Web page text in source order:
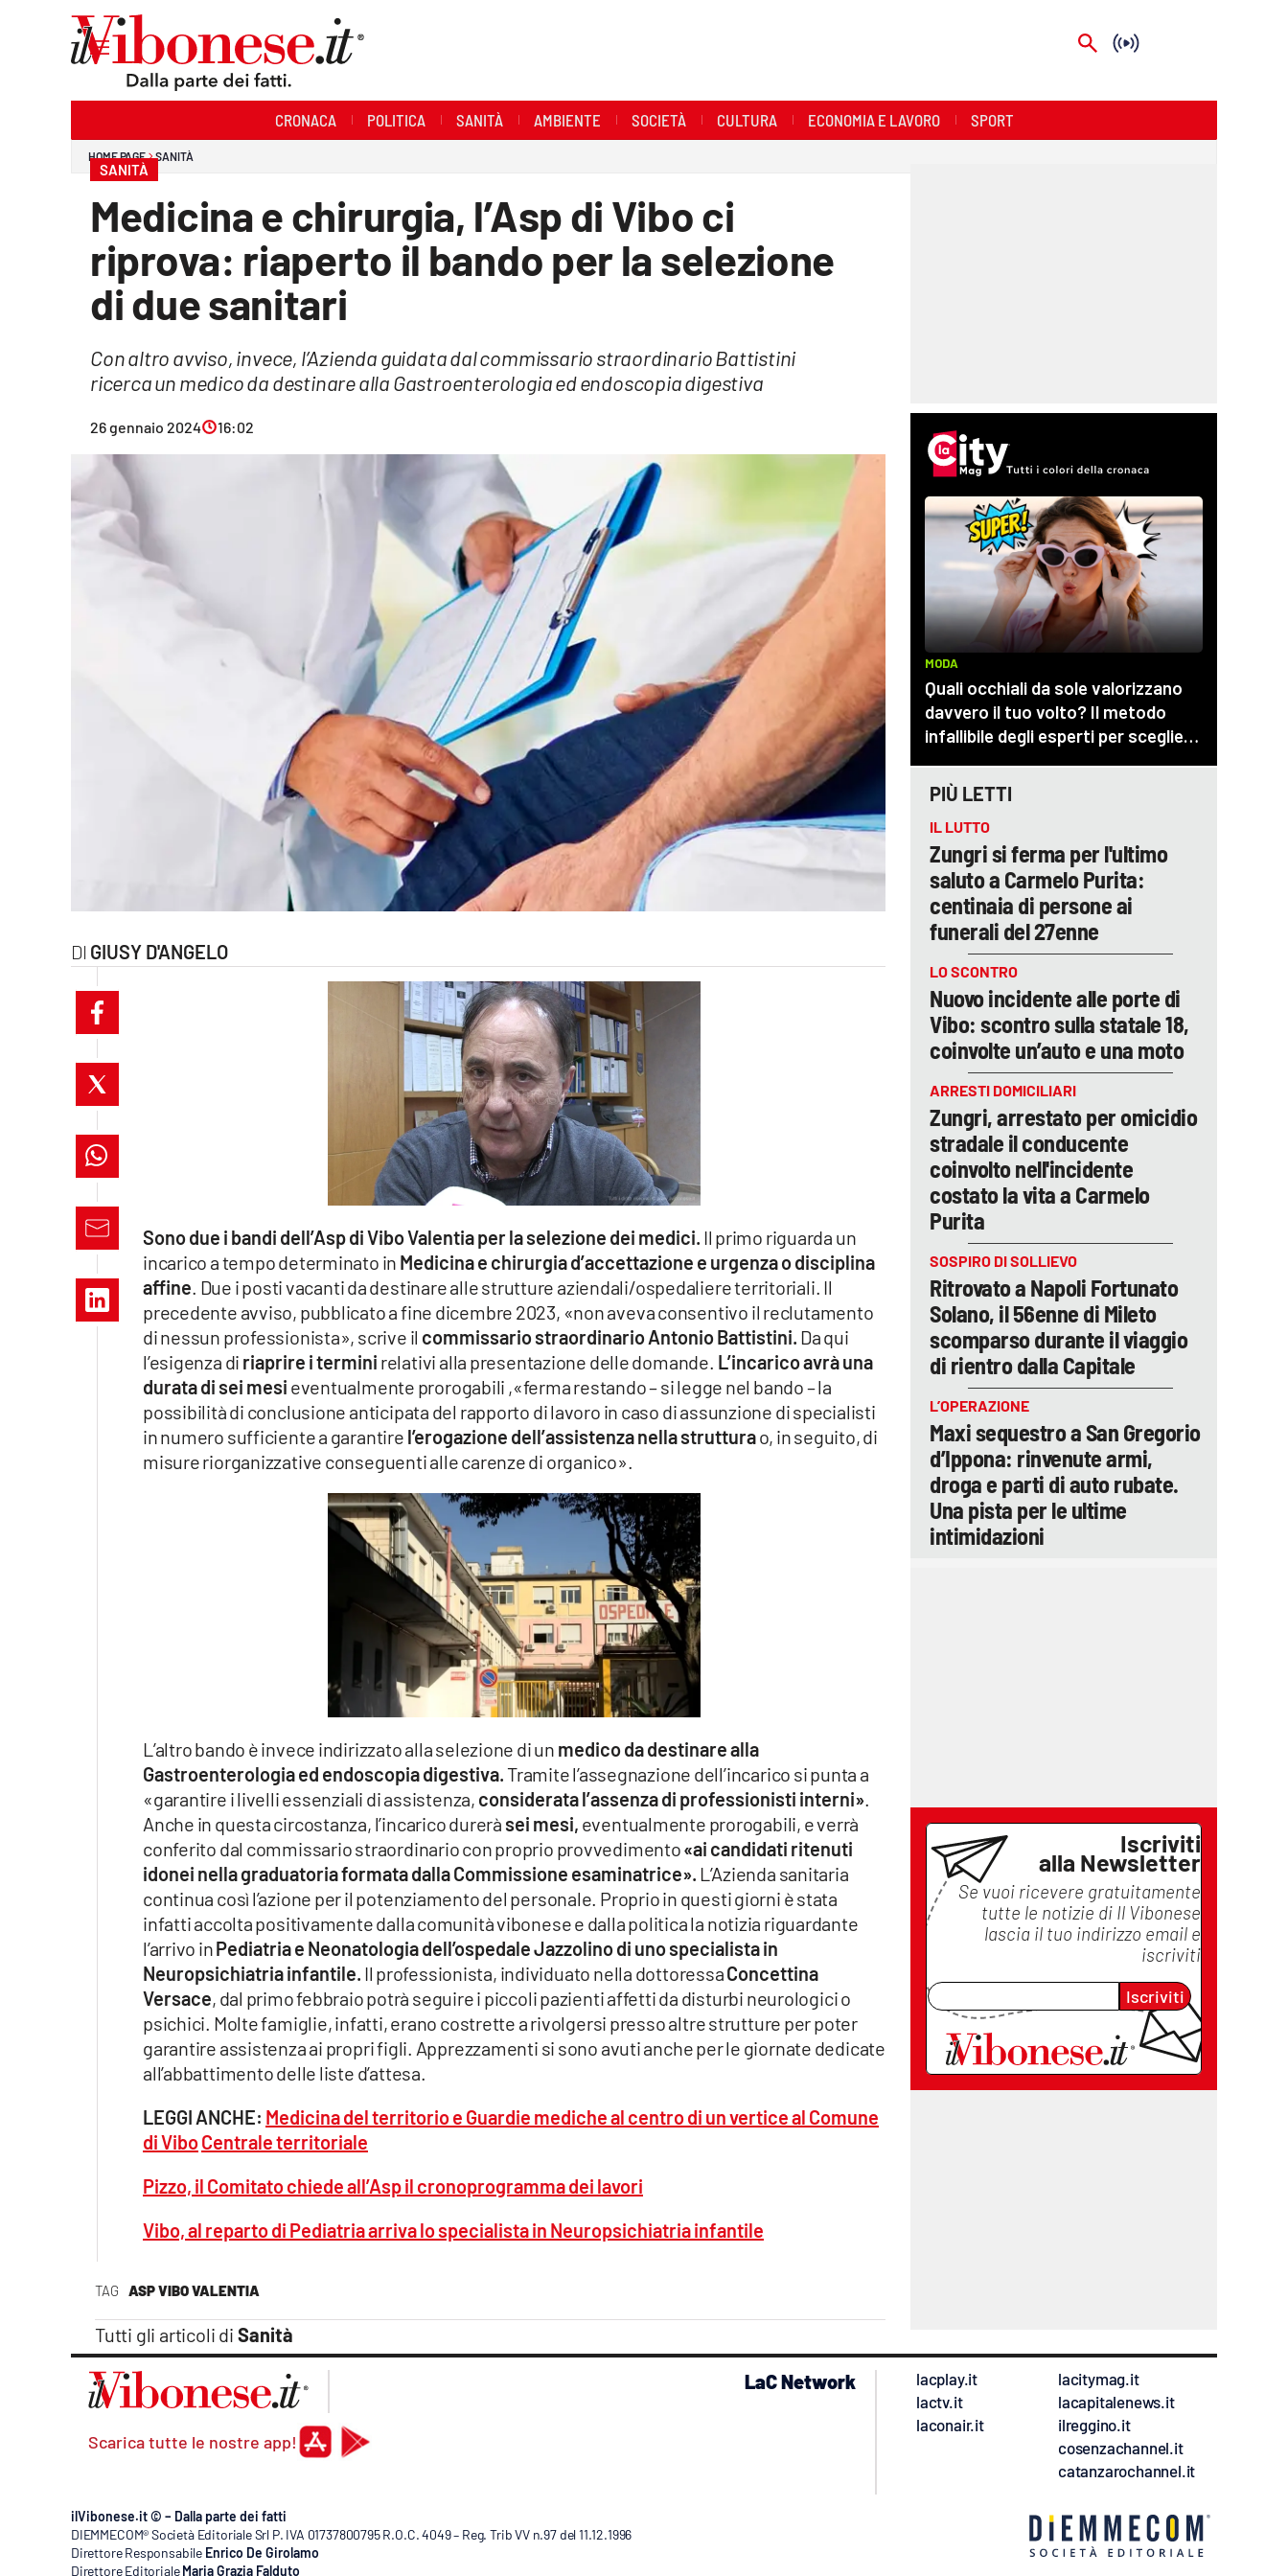
ilvibonese.it
catanzarochannel.it
lacapitalenews.it
CRONACA POLITICA SANITÀ AMBIENTE SOCIETÀ CULTURA ECONOMIA E LAVORO SPORT
HOME PAGE SANITÀ
SANITÀ
Medicina e chirurgia, l’Asp di Vibo ci
riprova: riaperto il bando per la selezione
di due sanitari
Con altro avviso, invece, l’Azienda guidata dal commissario straordinario Battistini
ricerca un medico da destinare alla Gastroenterologia ed endoscopia digestiva
26 gennaio 2024 16:02
GIUSY D'ANGELO
TAG ASP VIBO VALENTIA
Tutti gli articoli di Sanità
Sono due i bandi dell’Asp di Vibo Valentia per la selezione dei medici. Il primo riguarda un
incarico a tempo determinato in Medicina e chirurgia d’accettazione e urgenza o disciplina
affine . Due i posti vacanti da destinare alle strutture aziendali/ospedaliere territoriali. Il
precedente avviso, pubblicato a fine dicembre 2023, «non aveva consentivo il reclutamento
di nessun professionista», scrive il commissario straordinario Antonio Battistini. Da qui
l’esigenza di riaprire i termini relativi alla presentazione delle domande. L’incarico avrà una
durata di sei mesi eventualmente prorogabili ,«ferma restando – si legge nel bando – la
possibilità di conclusione anticipata del rapporto di lavoro in caso di assunzione di specialisti
in numero sufficiente a garantire l’erogazione dell’assistenza nella strutturao, in seguito, di
misure riorganizzative conseguenti alle carenze di organico».
L’altro bando è invece indirizzato alla selezione di un medico da destinare alla
Gastroenterologia ed endoscopia digestiva.Tramite l’assegnazione dell’incarico si punta a
«garantire i livelli essenziali di assistenza, considerata l’assenza di professionisti interni».
Anche in questa circostanza, l’incarico durerà sei mesi, eventualmente prorogabili, e verrà
conferito dal commissario straordinario con proprio provvedimento«ai candidati ritenuti
idonei nella graduatoria formata dalla Commissione esaminatrice». L’Azienda sanitaria
continua così l’azione per il potenziamento del personale. Proprio in questi giorni è stata
infatti accolta positivamente dalla comunità vibonese e dalla politica la notizia riguardante
l’arrivo inPediatria e Neonatologia dell’ospedale Jazzolino di uno specialista in
Neuropsichiatria infantile. Il professionista, individuato nella dottoressaConcettina
Versace, dal primo febbraio potrà seguire i piccoli pazienti affetti da disturbi neurologici o
psichici. Molte famiglie, infatti, erano costrette a rivolgersi presso altre strutture per poter
garantire assistenza ai propri figli. Apprezzamenti si sono avuti anche per le giornate dedicate
all’abbattimento delle liste d’attesa.
LEGGI ANCHE: Medicina del territorio e Guardie mediche al centro di un vertice al Comune
di ViboCentrale territoriale
Pizzo, il Comitato chiede all’Asp il cronoprogramma dei lavori
Vibo, al reparto di Pediatria arriva lo specialista in Neuropsichiatria infantile
PIÙ LETTI
IL LUTTO
Zungri si ferma per l'ultimo
saluto a Carmelo Purita:
centinaia di persone ai
funerali del 27enne
LO SCONTRO
Nuovo incidente alle porte di
Vibo: scontro sulla statale 18,
coinvolte un’auto e una moto
ARRESTI DOMICILIARI
Zungri, arrestato per omicidio
stradale il conducente
coinvolto nell'incidente
costato la vita a Carmelo
Purita
SOSPIRO DI SOLLIEVO
Ritrovato a Napoli Fortunato
Solano, il 56enne di Mileto
scomparso durante il viaggio
di rientro dalla Capitale
L’OPERAZIONE
Maxi sequestro a San Gregorio
d’Ippona: rinvenute armi,
droga e parti di auto rubate.
Una pista per le ultime
intimidazioni
Iscriviti
alla Newsletter
Se vuoi ricevere gratuitamente
tutte le notizie di Il Vibonese
lascia il tuo indirizzo email e
iscriviti
Iscriviti
Scarica tutte le nostre app!
LaC Network
lacplay.it
lactv.it
laconair.it
lacitymag.it
lacapitalenews.it
ilreggino.it
cosenzachannel.it
catanzarochannel.it
ilVibonese.it © – Dalla parte dei fatti
DIEMMECOM® Società Editoriale Srl P. IVA 01737800795 R.O.C. 4049 – Reg. Trib VV n.97 del 11.12.1996
Direttore Responsabile Enrico De Girolamo
Direttore Editoriale Maria Grazia Falduto